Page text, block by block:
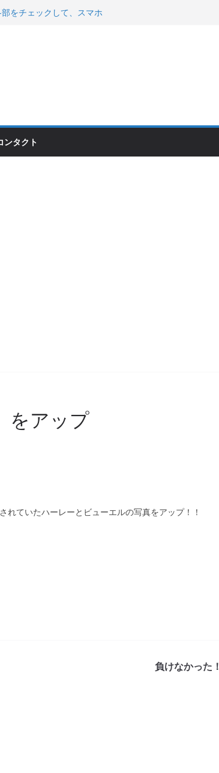
をチェックして、スマホ
HARMONY 南部鉄器エ
の動きが判ったらコーナ
ンタクト
アップ
ていたハーレーとビューエルの写真をアップ！！
負けなかった！